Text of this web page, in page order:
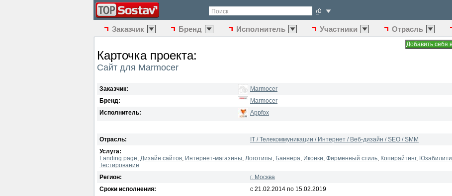
Поиск
Заказчик Бренд Исполнитель Участники Отрасль
Карточка проекта:
Сайт для Marmocer
Заказчик:
Marmocer
Бренд:
Marmocer
Исполнитель:
Appfox
Отрасль:
IT / Телекоммуникации / Интернет / Веб-дизайн / SEO / SMM
Услуга:
Landing page, Дизайн сайтов, Интернет-магазины, Логотипы, Баннера, Иконки, Фирменный стиль, Копирайтинг, Юзабилити
Тестирование
Регион:
г. Москва
Сроки исполнения:
с 21.02.2014 по 15.02.2019